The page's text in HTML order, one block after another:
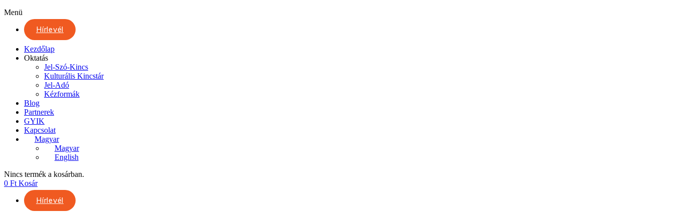
Menü
Hírlevél
Kezdőlap
Oktatás
Jel-Szó-Kincs
Kulturális Kincstár
Jel-Adó
Kézformák
Blog
Partnerek
GYIK
Kapcsolat
Magyar
Magyar
English
Nincs termék a kosárban.
0 Ft Kosár
Hírlevél